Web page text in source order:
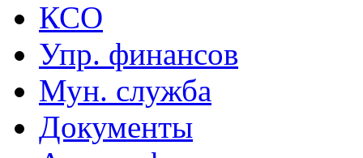
КСО
Упр. финансов
Мун. служба
Документы